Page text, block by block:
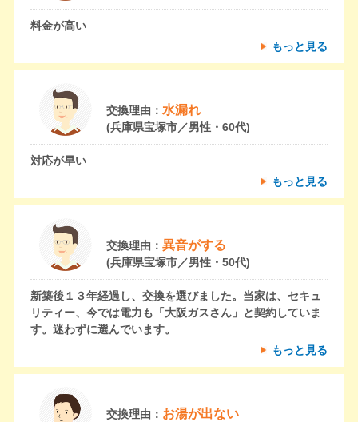
料金が高い
もっと見る
交換理由： 水漏れ
(兵庫県宝塚市／男性・60代)
対応が早い
もっと見る
交換理由： 異音がする
(兵庫県宝塚市／男性・50代)
新築後１３年経過し、交換を選びました。当家は、セキュ
リティー、今では電力も「大阪ガスさん」と契約していま
す。迷わずに選んでいます。
もっと見る
交換理由： お湯が出ない